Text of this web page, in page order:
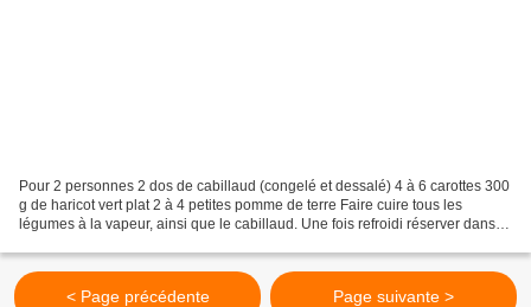
Pour 2 personnes 2 dos de cabillaud (congelé et dessalé) 4 à 6 carottes 300
g de haricot vert plat 2 à 4 petites pomme de terre Faire cuire tous les
légumes à la vapeur, ainsi que le cabillaud. Une fois refroidi réserver dans le
< Page précédente Page suivante >